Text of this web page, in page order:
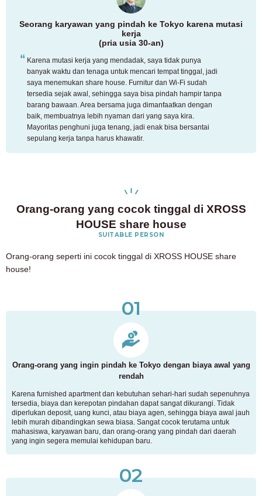
Seorang karyawan yang pindah ke Tokyo karena mutasi
kerja
(pria usia 30-an)
Karena mutasi kerja yang mendadak, saya tidak punya
banyak waktu dan tenaga untuk mencari tempat tinggal, jadi
saya menemukan share house. Furnitur dan Wi-Fi sudah
tersedia sejak awal, sehingga saya bisa pindah hampir tanpa
barang bawaan. Area bersama juga dimanfaatkan dengan
baik, membuatnya lebih nyaman dari yang saya kira.
Mayoritas penghuni juga tenang, jadi enak bisa bersantai
sepulang kerja tanpa harus khawatir.
Orang-orang yang cocok tinggal di XROSS
HOUSE share house
SUITABLE PERSON
Orang-orang seperti ini cocok tinggal di XROSS HOUSE share
house!
01
Orang-orang yang ingin pindah ke Tokyo dengan biaya awal yang
rendah
Karena furnished apartment dan kebutuhan sehari-hari sudah sepenuhnya
tersedia, biaya dan kerepotan pindahan dapat sangat dikurangi. Tidak
diperlukan deposit, uang kunci, atau biaya agen, sehingga biaya awal jauh
lebih murah dibandingkan sewa biasa. Sangat cocok terutama untuk
mahasiswa, karyawan baru, dan orang-orang yang pindah dari daerah
yang ingin segera memulai kehidupan baru.
02